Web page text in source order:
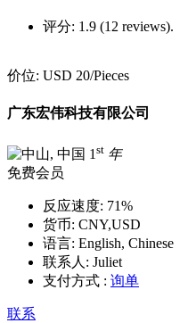
评分: 1.9 (12 reviews).
价位: USD 20/Pieces
广东宏伟科技有限公司
1 st 年
免费会员
反应速度: 71%
货币: CNY,USD
语言: English, Chinese
联系人: Juliet
支付方式 : 询单
联系